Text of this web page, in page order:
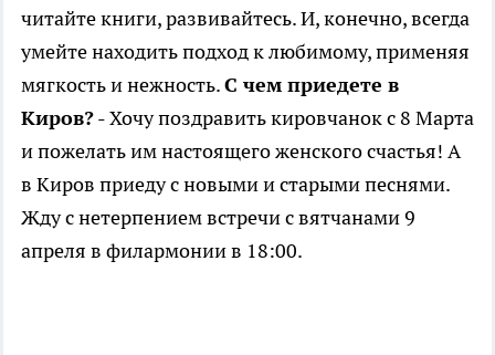
читайте книги, развивайтесь. И, конечно, всегда
умейте находить подход к любимому, применяя
мягкость и нежность.С чем приедете в
Киров?- Хочу поздравить кировчанок с 8 Марта
и пожелать им настоящего женского счастья! А
в Киров приеду с новыми и старыми песнями.
Жду с нетерпением встречи с вятчанами 9
апреля в филармонии в 18:00.